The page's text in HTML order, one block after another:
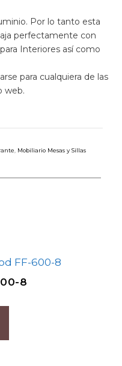
Por lo tanto esta
perfectamente con
Interiores así como
para cualquiera de las
web.
Mobiliario Mesas y Sillas
8